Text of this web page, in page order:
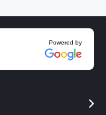
Powered by